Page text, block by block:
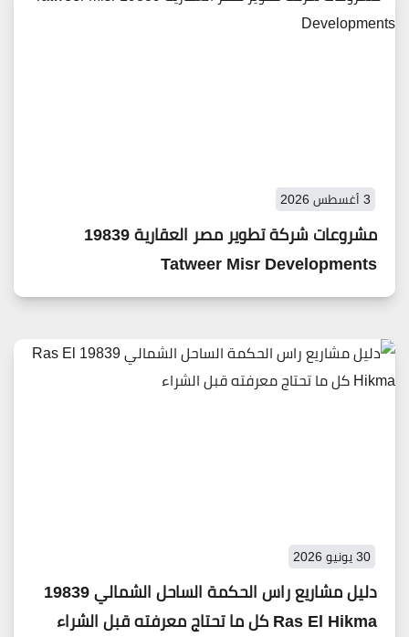
3 أغسطس 2026
مشروعات شركة تطوير مصر العقارية 19839
Tatweer Misr Developments
30 يونيو 2026
دليل مشاريع راس الحكمة الساحل الشمالي 19839
Ras El Hikma كل ما تحتاج معرفته قبل الشراء